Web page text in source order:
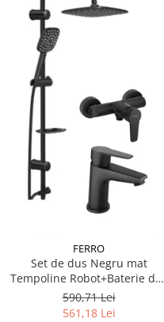
FERRO
Set de dus Negru mat
Tempoline Robot+Baterie dus
Ferro BTR7BL+Baterie lavoar
BTR2BL
590,71 Lei
561,18 Lei